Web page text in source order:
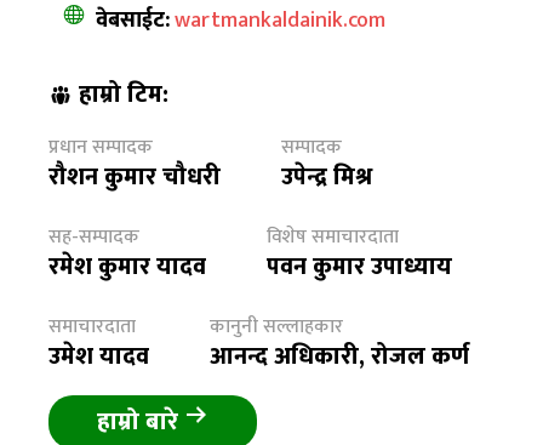
वेबसाईट:wartmankaldainik.com
हाम्रो टिम:
प्रधान सम्पादक
रौशन कुमार चौधरी
सम्पादक
उपेन्द्र मिश्र
सह-सम्पादक
रमेश कुमार यादव
विशेष समाचारदाता
पवन कुमार उपाध्याय
समाचारदाता
उमेश यादव
कानुनी सल्लाहकार
आनन्द अधिकारी, रोजल कर्ण
हाम्रो बारे